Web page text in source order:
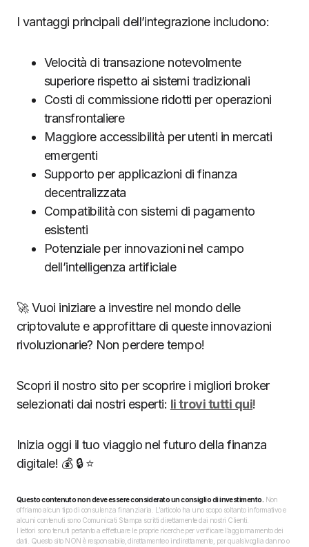
I vantaggi principali dell’integrazione includono:
Velocità di transazione notevolmente
superiore rispetto ai sistemi tradizionali
Costi di commissione ridotti per operazioni
transfrontaliere
Maggiore accessibilità per utenti in mercati
emergenti
Supporto per applicazioni di finanza
decentralizzata
Compatibilità con sistemi di pagamento
esistenti
Potenziale per innovazioni nel campo
dell’intelligenza artificiale
🚀 Vuoi iniziare a investire nel mondo delle
criptovalute e approfittare di queste innovazioni
rivoluzionarie? Non perdere tempo!
Scopri il nostro sito per scoprire i migliori broker
selezionati dai nostri esperti: li trovi tutti qui!
Inizia oggi il tuo viaggio nel futuro della finanza
digitale! 💰 🔒 ⭐
Questo contenuto non deve essere considerato un consiglio di investimento. Non
offriamo alcun tipo di consulenza finanziaria. L’articolo ha uno scopo soltanto informativo e
alcuni contenuti sono Comunicati Stampa scritti direttamente dai nostri Clienti.
I lettori sono tenuti pertanto a effettuare le proprie ricerche per verificare l’aggiornamento dei
dati. Questo sito NON è responsabile, direttamente o indirettamente, per qualsivoglia danno o